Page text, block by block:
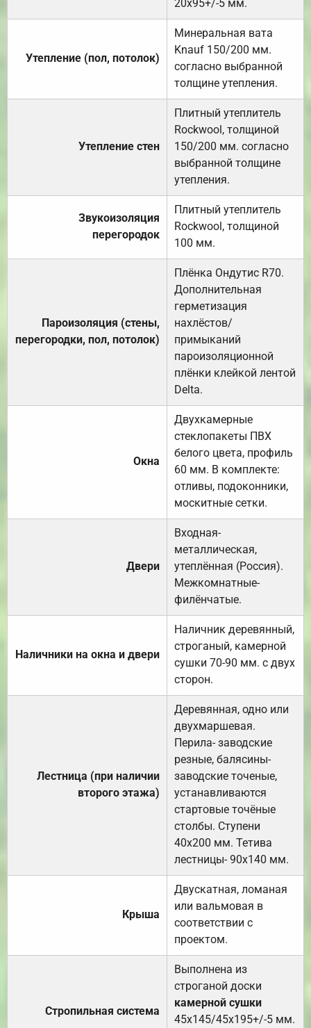
20х95+/-5 мм.
Утепление (пол, потолок)
Минеральная вата
Knauf 150/200 мм.
согласно выбранной
толщине утепления.
Утепление стен
Плитный утеплитель
Rockwool, толщиной
150/200 мм. согласно
выбранной толщине
утепления.
Звукоизоляция
перегородок
Плитный утеплитель
Rockwool, толщиной
100 мм.
Пароизоляция (стены,
перегородки, пол, потолок)
Плёнка Ондутис R70.
Дополнительная
герметизация
нахлёстов/
примыканий
пароизоляционной
плёнки клейкой лентой
Delta.
Окна
Двухкамерные
стеклопакеты ПВХ
белого цвета, профиль
60 мм. В комплекте:
отливы, подоконники,
москитные сетки.
Двери
Входная-
металлическая,
утеплённая (Россия).
Межкомнатные-
филёнчатые.
Наличники на окна и двери
Наличник деревянный,
строганый, камерной
сушки 70-90 мм. с двух
сторон.
Лестница (при наличии
второго этажа)
Деревянная, одно или
двухмаршевая.
Перила- заводские
резные, балясины-
заводские точеные,
устанавливаются
стартовые точёные
столбы. Ступени
40х200 мм. Тетива
лестницы- 90х140 мм.
Крыша
Двускатная, ломаная
или вальмовая в
соответствии с
проектом.
Стропильная система
Выполнена из
строганой доски
камерной сушки
45х145/45х195+/-5 мм.